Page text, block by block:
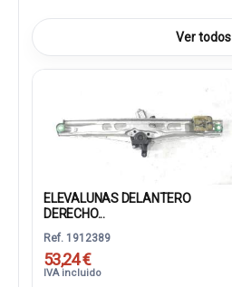
Ver todos
ELEVALUNAS DELANTERO
DERECHO...
Ref. 1912389
53,24 €
IVA incluido